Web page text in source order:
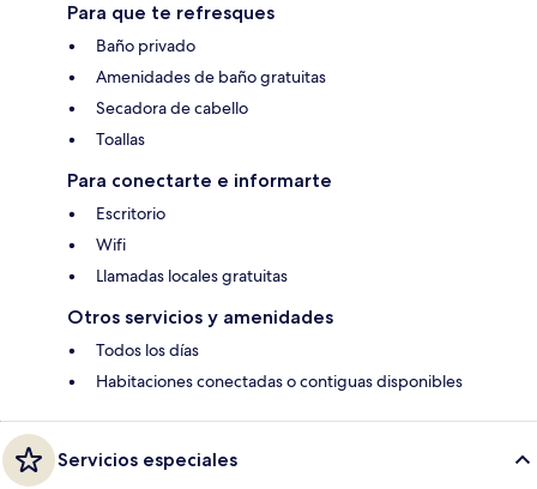
Para que te refresques
Baño privado
Amenidades de baño gratuitas
Secadora de cabello
Toallas
Para conectarte e informarte
Escritorio
Wifi
Llamadas locales gratuitas
Otros servicios y amenidades
Todos los días
Habitaciones conectadas o contiguas disponibles
Servicios especiales